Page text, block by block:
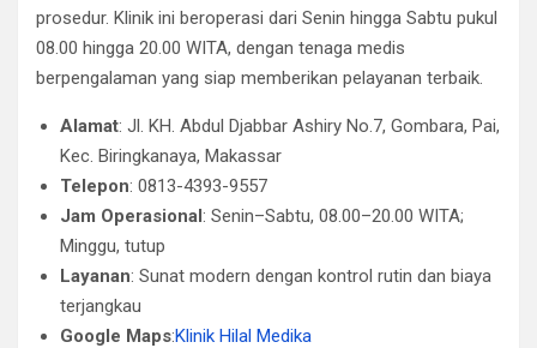
prosedur. Klinik ini beroperasi dari Senin hingga Sabtu pukul
08.00 hingga 20.00 WITA, dengan tenaga medis
berpengalaman yang siap memberikan pelayanan terbaik.
Alamat: Jl. KH. Abdul Djabbar Ashiry No.7, Gombara, Pai,
Kec. Biringkanaya, Makassar
Telepon: 0813-4393-9557
Jam Operasional: Senin–Sabtu, 08.00–20.00 WITA;
Minggu, tutup
Layanan: Sunat modern dengan kontrol rutin dan biaya
terjangkau
Google Maps:Klinik Hilal Medika